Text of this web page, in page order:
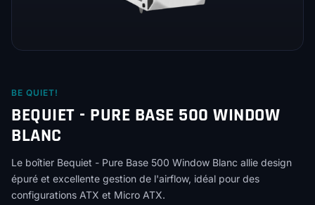
BE QUIET!
BEQUIET - PURE BASE 500 WINDOW
BLANC
Le boîtier Bequiet - Pure Base 500 Window Blanc allie design
épuré et excellente gestion de l'airflow, idéal pour des
configurations ATX et Micro ATX.